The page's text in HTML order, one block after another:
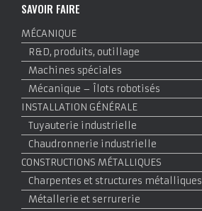
SAVOIR FAIRE
MÉCANIQUE
R&D, produits, outillage
Machines spéciales
Mécanique – Îlots robotisés
INSTALLATION GÉNÉRALE
Tuyauterie industrielle
Chaudronnerie industrielle
CONSTRUCTIONS MÉTALLIQUES
Charpentes et structures métalliques
Métallerie et serrurerie